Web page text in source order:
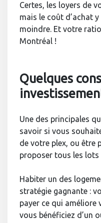
Certes, les loyers de
mais le coût d’achat
moindre. Et votre
Montréal !
Quelques
Une des principales
savoir si vous
de votre plex, ou être
proposer tous les
Habiter un des
stratégie gagnante :
payer ce qui améliore
vous bénéficiez d’un